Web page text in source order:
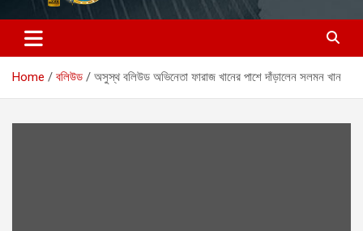
Home বলিউড অসুস্থ বলিউড অভিনেতা ফারাজ খানের পাশে দাঁড়ালেন সলমন খান